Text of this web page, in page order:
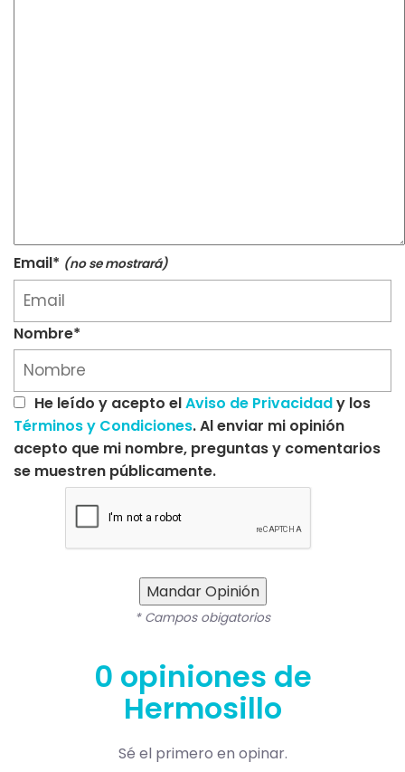
Email* (no se mostrará)
Nombre*
He leído y acepto elAviso de Privacidady los
Términos y Condiciones. Al enviar mi opinión
acepto que mi nombre, preguntas y comentarios
se muestren públicamente.
Mandar Opinión
* Campos obigatorios
0 opiniones de
Hermosillo
Sé el primero en opinar.